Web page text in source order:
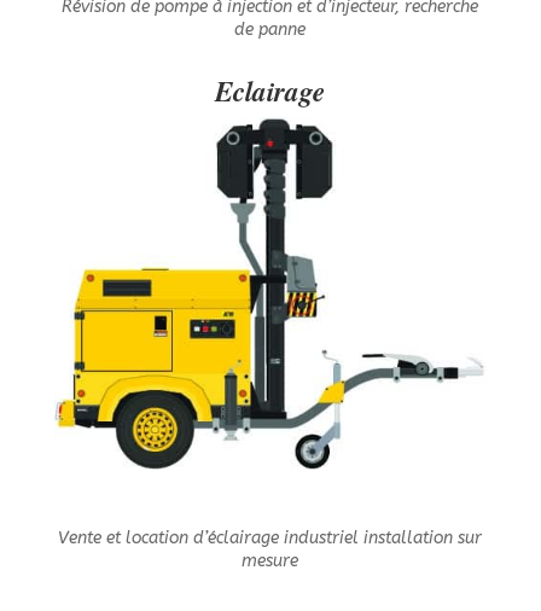
Révision de pompe à injection et d’injecteur, recherche
de panne
Eclairage
Vente et location d’éclairage industriel installation sur
mesure